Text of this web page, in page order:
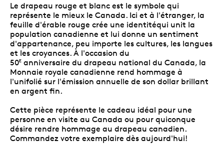
Le drapeau rouge et blanc est le symbole qui
représente le mieux le Canada. Ici et à l'étranger, la
feuille d'érable rouge crée une identitéqui unit la
population canadienne et lui donne un sentiment
d'appartenance, peu importe les cultures, les langues
et les croyances. À l'occasion du
50E anniversaire du drapeau national du Canada, la
Monnaie royale canadienne rend hommage à
l'unifolié sur l'émission annuelle de son dollar brillant
en argent fin.
Cette pièce représente le cadeau idéal pour une
personne en visite au Canada ou pour quiconque
désire rendre hommage au drapeau canadien.
Commandez votre exemplaire dès aujourd'hui!